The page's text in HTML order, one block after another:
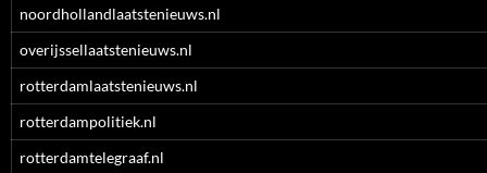
noordhollandlaatstenieuws.nl
overijssellaatstenieuws.nl
rotterdamlaatstenieuws.nl
rotterdampolitiek.nl
rotterdamtelegraaf.nl